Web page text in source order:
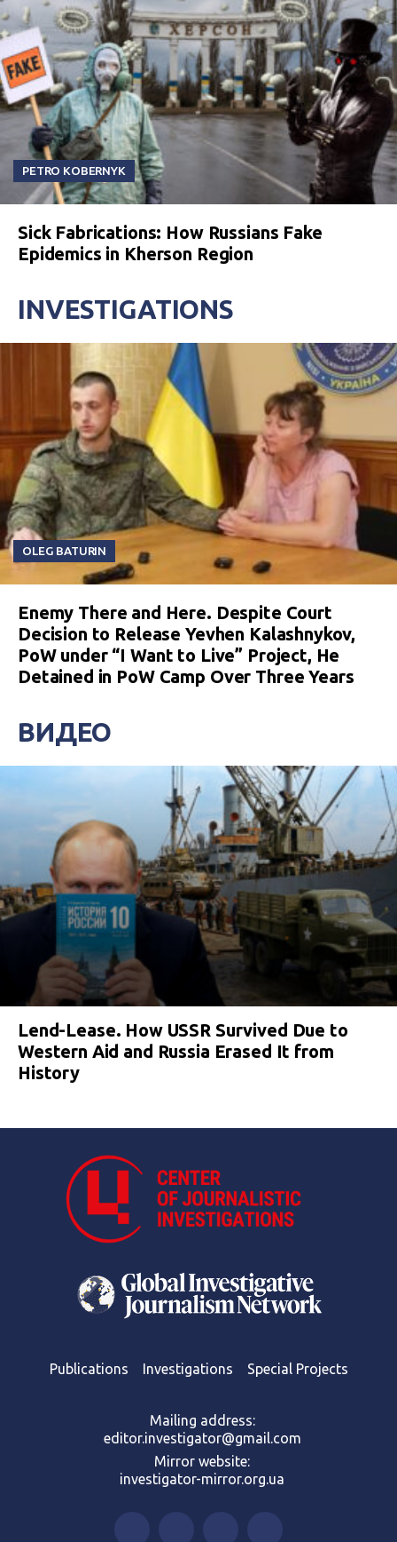
PETRO KOBERNYK
Sick Fabrications: How Russians Fake
Epidemics in Kherson Region
INVESTIGATIONS
OLEG BATURIN
Enemy There and Here. Despite Court
Decision to Release Yevhen Kalashnykov,
PoW under “I Want to Live” Project, He
Detained in PoW Camp Over Three Years
ВИДЕО
Lend-Lease. How USSR Survived Due to
Western Aid and Russia Erased It from
History
Publications Investigations Special Projects
Mailing address:
editor.investigator@gmail.com
Mirror website:
investigator-mirror.org.ua